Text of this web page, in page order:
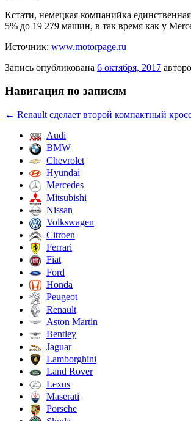
Кстати, немецкая компанийка
5% до 19 279 машин, в так время как у
Источник: www.motorpage.ru
Запись опубликована 6 октября, 2017
Навигация по записям
← Renault сделает второй компактный
Audi
BMW
Chevrolet
Hyundai
Mercedes
Mitsubishi
Nissan
Volkswagen
Citroen
Ferrari
Fiat
Ford
Honda
Peugeot
Renault
Aston Martin
Bentley
Jaguar
Lamborghini
Land Rover
Lexus
Maserati
Porsche